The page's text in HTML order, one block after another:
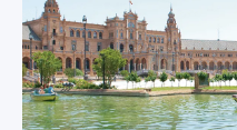
approprié de
commencer une liste
des principales
curiosités de Séville
par la cathédrale, la